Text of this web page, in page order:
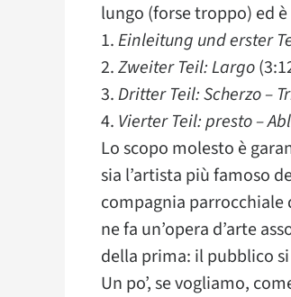
lungo (forse troppo) ed
1.Einleitung und erster
2.Zweiter Teil: Largo
3.Dritter Teil: Scherzo –
4. Vierter Teil: presto –
Lo scopo molesto è
sia l’artista più famoso
compagnia parrocchiale
ne fa un’opera d’arte
della prima: il pubblico
Un po’, se vogliamo,